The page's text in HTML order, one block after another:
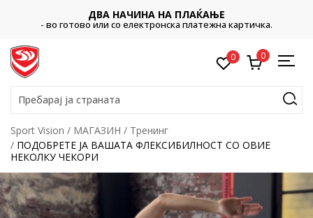
ДВА НАЧИНА НА ПЛАЌАЊЕ
- во готово или со електронска платежна картичка.
0 0
Пребарај ја страната
Sport Vision МАГАЗИН
Тренинг
ПОДОБРЕТЕ ЈА ВАШАТА ФЛЕКСИБИЛНОСТ СО ОВИЕ
НЕКОЛКУ ЧЕКОРИ